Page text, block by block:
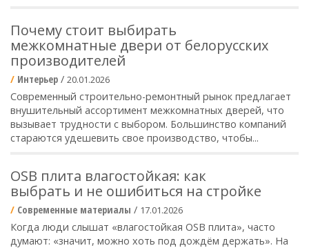
Почему стоит выбирать
межкомнатные двери от белорусских
производителей
Интерьер / 20.01.2026
Современный строительно-ремонтный рынок предлагает
внушительный ассортимент межкомнатных дверей, что
вызывает трудности с выбором. Большинство компаний
стараются удешевить свое производство, чтобы...
OSB плита влагостойкая: как
выбрать и не ошибиться на стройке
Современные материалы / 17.01.2026
Когда люди слышат «влагостойкая OSB плита», часто
думают: «значит, можно хоть под дождём держать». На